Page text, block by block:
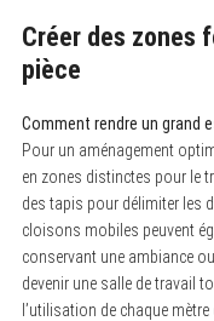
Créer des zones
pièce
Comment rendre un grand
Pour un aménagement
en zones distinctes pour le
des tapis pour délimiter les
cloisons mobiles peuvent
conservant une ambiance
devenir une salle de travail
l’utilisation de chaque mètre